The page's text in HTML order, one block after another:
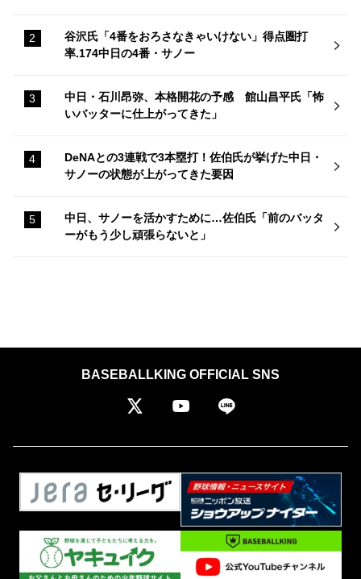
谷沢氏「4番をおろさなきゃいけない」得点圏打
率.174中日の4番・サノー
中日・石川昂弥、本格開花の予感 館山昌平氏「怖
いバッターに仕上がってきた」
DeNAとの3連戦で3本塁打！佐伯氏が挙げた中日・
サノーの状態が上がってきた要因
中日、サノーを活かすために…佐伯氏「前のバッタ
ーがもう少し頑張らないと」
BASEBALLKING OFFICIAL SNS